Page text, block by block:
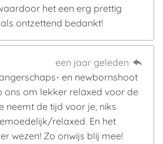
het een erg prettig
ontzettend bedankt!
een jaar geleden
en newbornshoot
ons om lekker relaxed voor de
neemt de tijd voor je, niks
relaxed. En het
wezen! Zo onwijs blij mee!